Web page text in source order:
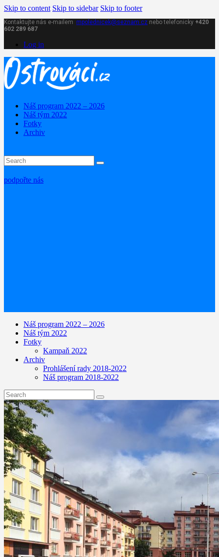
Skip to content Skip to sidebar Skip to footer
Kontaktujte nás e-mailem mpolednicek@seznam.cz nebo telefonicky +420
602 289 687
Log in
Náš program 2022 – 2026
Náš tým 2022
Fotky
Archiv
podpořte nás
Náš program 2022 – 2026
Náš tým 2022
Fotky
Kampaň 2022
Archiv
Prohlášení rady 2018-2022
Náš program 2018-2022